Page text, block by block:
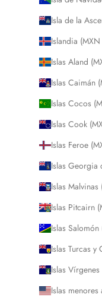
Isla de la
Islandia (MXN
Islas Aland
Islas Caimán
Islas Cocos
Islas Cook
Islas Feroe
Islas Georgia
Islas Malvinas
Islas Pitcairn
Islas Salomón
Islas Turcas y
Islas
Islas